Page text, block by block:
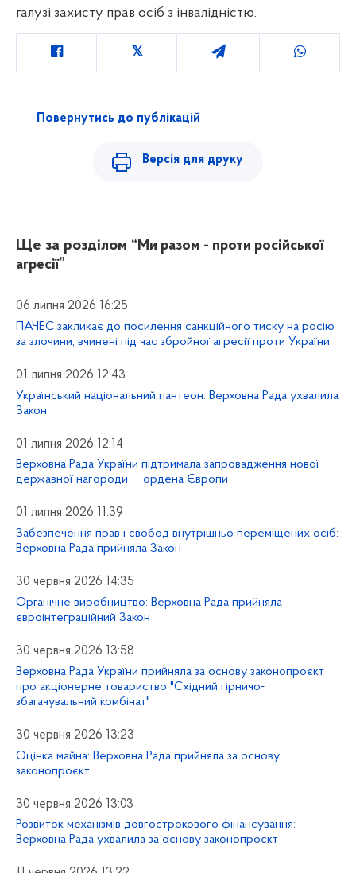
галузі захисту прав осіб з інвалідністю.
Повернутись до публікацій
Версія для друку
Ще за розділом “Ми разом - проти російської
агресії”
06 липня 2026 16:25
ПАЧЕС закликає до посилення санкційного тиску на росію
за злочини, вчинені під час збройної агресії проти України
01 липня 2026 12:43
Український національний пантеон: Верховна Рада ухвалила
Закон
01 липня 2026 12:14
Верховна Рада України підтримала запровадження нової
державної нагороди — ордена Європи
01 липня 2026 11:39
Забезпечення прав і свобод внутрішньо переміщених осіб:
Верховна Рада прийняла Закон
30 червня 2026 14:35
Органічне виробництво: Верховна Рада прийняла
євроінтеграційний Закон
30 червня 2026 13:58
Верховна Рада України прийняла за основу законопроєкт
про акціонерне товариство "Східний гірничо-
збагачувальний комбінат"
30 червня 2026 13:23
Оцінка майна: Верховна Рада прийняла за основу
законопроєкт
30 червня 2026 13:03
Розвиток механізмів довгострокового фінансування:
Верховна Рада ухвалила за основу законопроєкт